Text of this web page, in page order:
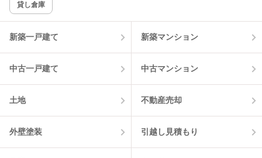
該当件数:
物件一覧に反映
貸し倉庫
新築一戸建て 新築マンション
中古一戸建て 中古マンション
土地 不動産売却
外壁塗装 引越し見積もり